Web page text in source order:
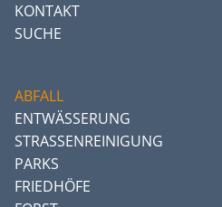
KONTAKT
SUCHE
ABFALL
ENTWÄSSERUNG
STRASSENREINIGUNG
PARKS
FRIEDHÖFE